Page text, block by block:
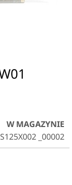
W MAGAZYNIE
_00002